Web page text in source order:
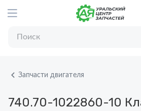
Запчасти двигателя
740.70-1022860-10